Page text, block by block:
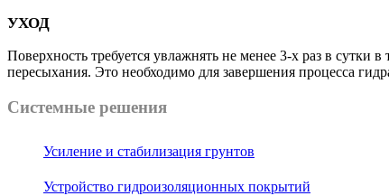
УХОД
Поверхность требуется увлажнять не менее 3-х раз в
пересыхания. Это необходимо для завершения процесса
Системные решения
Усиление и стабилизация грунтов
Устройство гидроизоляционных покрытий